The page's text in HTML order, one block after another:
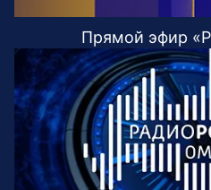
Прямой эфир